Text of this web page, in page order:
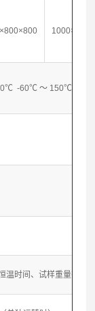
-60℃ ～ 150℃
温时间、试样重量有关